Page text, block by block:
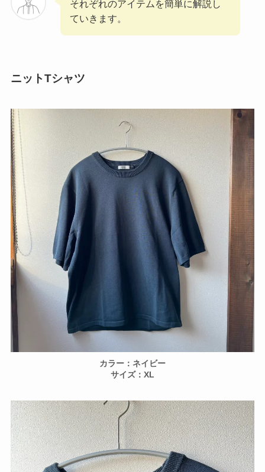
それぞれのアイテムを簡単に解説し
ていきます。
ニットTシャツ
カラー：ネイビー
サイズ：XL